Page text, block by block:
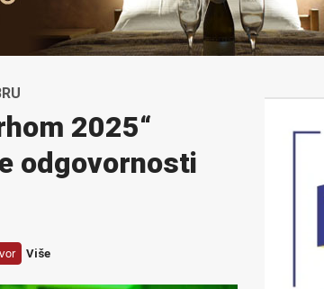
2025“
odgovornosti
Više